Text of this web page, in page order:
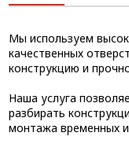
Мы используем
качественных
конструкцию и
Наша услуга
разбирать
монтажа временных